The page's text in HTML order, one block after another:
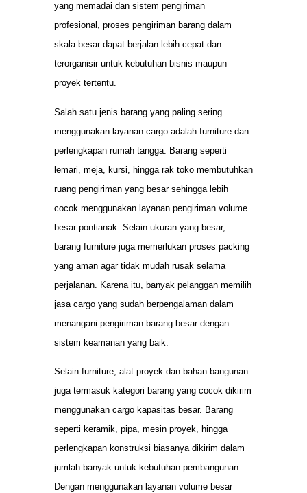
yang memadai dan sistem pengiriman
profesional, proses pengiriman barang dalam
skala besar dapat berjalan lebih cepat dan
terorganisir untuk kebutuhan bisnis maupun
proyek tertentu.
Salah satu jenis barang yang paling sering
menggunakan layanan cargo adalah furniture dan
perlengkapan rumah tangga. Barang seperti
lemari, meja, kursi, hingga rak toko membutuhkan
ruang pengiriman yang besar sehingga lebih
cocok menggunakan layanan pengiriman volume
besar pontianak. Selain ukuran yang besar,
barang furniture juga memerlukan proses packing
yang aman agar tidak mudah rusak selama
perjalanan. Karena itu, banyak pelanggan memilih
jasa cargo yang sudah berpengalaman dalam
menangani pengiriman barang besar dengan
sistem keamanan yang baik.
Selain furniture, alat proyek dan bahan bangunan
juga termasuk kategori barang yang cocok dikirim
menggunakan cargo kapasitas besar. Barang
seperti keramik, pipa, mesin proyek, hingga
perlengkapan konstruksi biasanya dikirim dalam
jumlah banyak untuk kebutuhan pembangunan.
Dengan menggunakan layanan volume besar